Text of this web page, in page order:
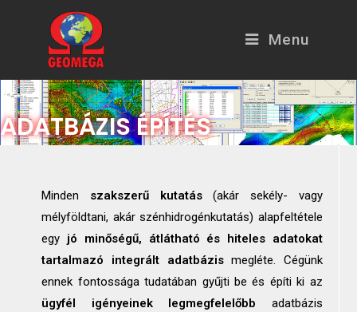
Menu
ADATBÁZIS ÉPÍTÉS
Minden szakszerű kutatás(akár sekély- vagy
mélyföldtani, akár szénhidrogénkutatás) alapfeltétele
egy jó minőségű, átlátható és hiteles adatokat
tartalmazó integrált adatbázismegléte. Cégünk
ennek fontossága tudatában gyűjti be és építi ki az
ügyfél igényeinek legmegfelelőbb adatbázis